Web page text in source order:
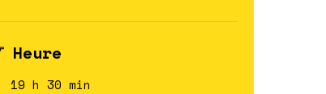
Heure
19 h 30 min